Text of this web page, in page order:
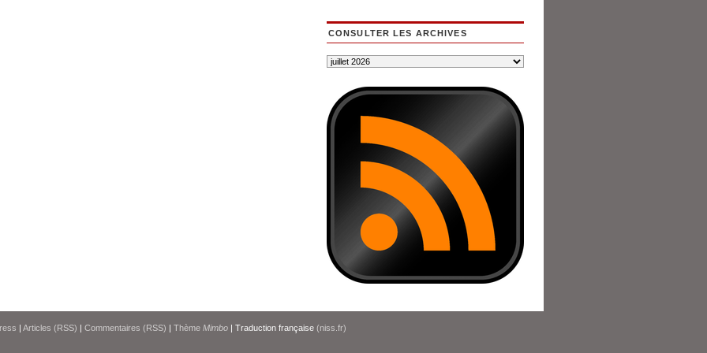
CONSULTER LES ARCHIVES
| Articles (RSS) | Commentaires (RSS) | Thème Mimbo | Traduction française (niss.fr)